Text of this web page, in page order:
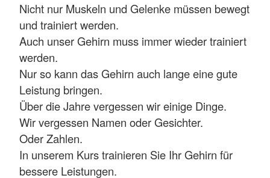
Nicht nur Muskeln und Gelenke müssen bewegt
und trainiert werden.
Auch unser Gehirn muss immer wieder trainiert
werden.
Nur so kann das Gehirn auch lange eine gute
Leistung bringen.
Über die Jahre vergessen wir einige Dinge.
Wir vergessen Namen oder Gesichter.
Oder Zahlen.
In unserem Kurs trainieren Sie Ihr Gehirn für
bessere Leistungen.